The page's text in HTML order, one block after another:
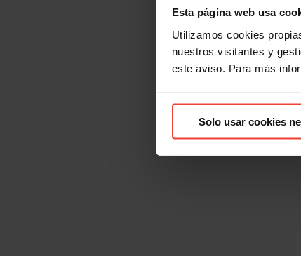
Esta página web usa
Utilizamos cookies
nuestros visitantes y
este aviso. Para más
Solo usar cookies